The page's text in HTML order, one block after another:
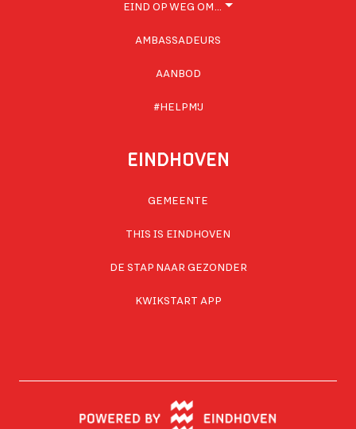
EIND OP WEG OM…
AMBASSADEURS
AANBOD
#HELPMIJ
EINDHOVEN
GEMEENTE
THIS IS EINDHOVEN
DE STAP NAAR GEZONDER
KWIKSTART APP